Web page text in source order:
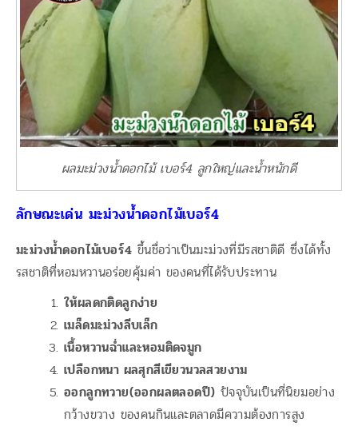
ผลมะม่วงน้ำดอกไม้ เบอร์4 ลูกใหญ่และน้ำหนักดี
ลักษณะเด่น มะม่วงน้ำดอกไม้เบอร์4
มะม่วงน้ำดอกไม้เบอร์4 ขึ้นชื่อว่าเป็นมะม่วงที่มีรสชาติดี ซึ่งได้ทั้ง
รสชาติที่หอมหวานอร่อยคุ้มค่า ของคนที่ได้รับประทาน
ให้ผลดกติดลูกง่าย
เมล็ดมะม่วงลีบเล็ก
เนื้อหวานฉ่ำและหอมติดจมูก
เปลือกหนา ผลสุกสีเขียวนวลสวยงาม
ออกลูกทวาย(ออกผลตลอดปี) ปัจจุบันเป็นที่นิยมอย่าง
กว้างขวาง ของคนกินและตลาดมีความต้องการสูง